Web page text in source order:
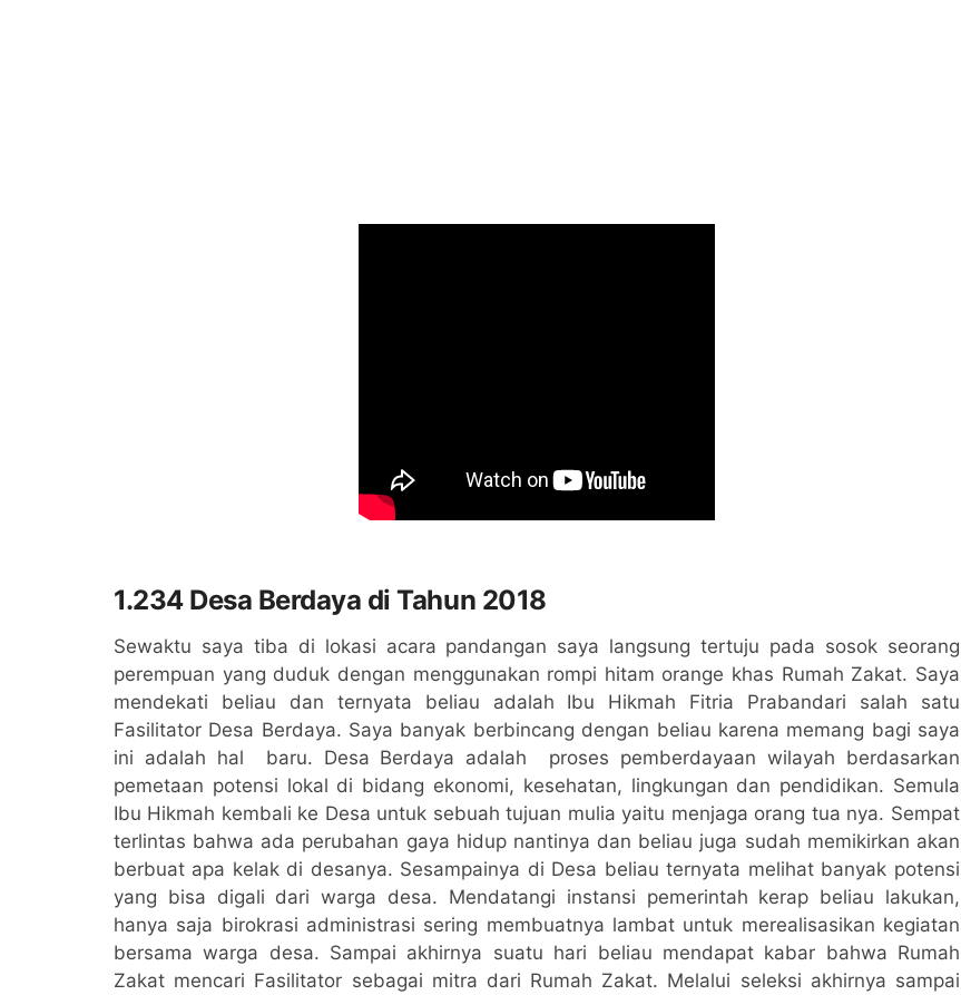
1.234 Desa Berdaya di Tahun 2018
Sewaktu saya tiba di lokasi acara pandangan saya langsung tertuju pada sosok seorang
perempuan yang duduk dengan menggunakan rompi hitam orange khas Rumah Zakat. Saya
mendekati beliau dan ternyata beliau adalah Ibu Hikmah Fitria Prabandari salah satu
Fasilitator Desa Berdaya. Saya banyak berbincang dengan beliau karena memang bagi saya
ini adalah hal baru. Desa Berdaya adalah proses pemberdayaan wilayah berdasarkan
pemetaan potensi lokal di bidang ekonomi, kesehatan, lingkungan dan pendidikan. Semula
Ibu Hikmah kembali ke Desa untuk sebuah tujuan mulia yaitu menjaga orang tua nya. Sempat
terlintas bahwa ada perubahan gaya hidup nantinya dan beliau juga sudah memikirkan akan
berbuat apa kelak di desanya. Sesampainya di Desa beliau ternyata melihat banyak potensi
yang bisa digali dari warga desa. Mendatangi instansi pemerintah kerap beliau lakukan,
hanya saja birokrasi administrasi sering membuatnya lambat untuk merealisasikan kegiatan
bersama warga desa. Sampai akhirnya suatu hari beliau mendapat kabar bahwa Rumah
Zakat mencari Fasilitator sebagai mitra dari Rumah Zakat. Melalui seleksi akhirnya sampai